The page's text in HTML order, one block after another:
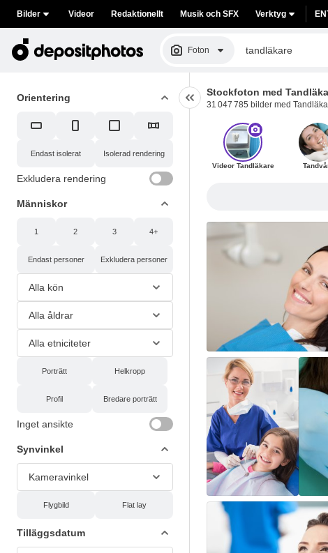
Bilder Videor Redaktionellt Musik och SFX Verktyg
Foton
Orientering
Endast isolerat Isolerad rendering
Exkludera rendering
Människor
1 2 3 4+
Endast personer Exkludera personer
Alla kön
Alla åldrar
Alla etniciteter
Porträtt Helkropp
Profil Bredare porträtt
Inget ansikte
Synvinkel
Kameravinkel
Flygbild Flat lay
Tilläggsdatum
Stockfoton med
31 047 785 bilder med
Videor Tandläkare